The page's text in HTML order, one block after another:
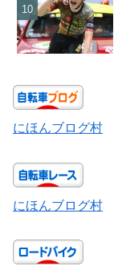
にほんブログ村
にほんブログ村